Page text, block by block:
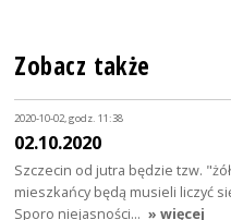
Zobacz także
2020-10-02, godz. 11:38
02.10.2020
Szczecin od jutra będzie tzw.
mieszkańcy będą musieli liczyć
Sporo niejasności… » więcej